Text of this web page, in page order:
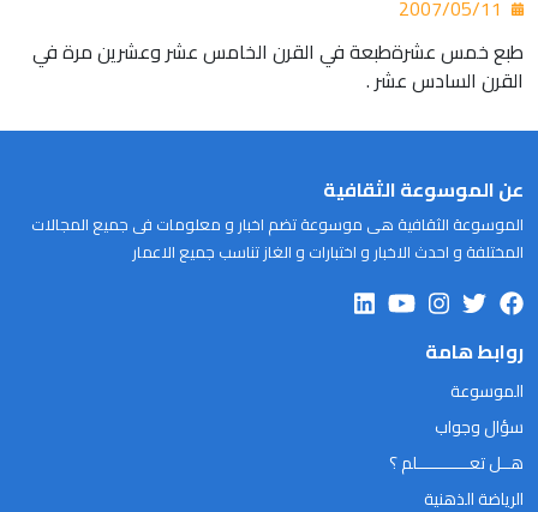
طبع خمس عشرةطبعة في القرن الخامس عشر وعشرين مرة في
القرن السادس عشر .
عن الموسوعة الثقافية
الموسوعة الثقافية هى موسوعة تضم اخبار و معلومات فى جميع المجالات
المختلفة و احدث الاخبار و اختبارات و الغاز تناسب جميع الاعمار
روابط هامة
الموسوعة
سؤال وجواب
هــل تعـــــــــــلم ؟
الرياضة الذهنية